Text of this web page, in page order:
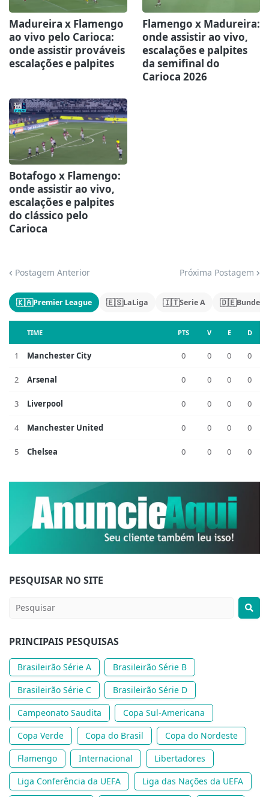
Madureira x Flamengo
ao vivo pelo Carioca:
onde assistir prováveis
escalações e palpites
Flamengo x Madureira:
onde assistir ao vivo,
escalações e palpites
da semifinal do
Carioca 2026
Botafogo x Flamengo:
onde assistir ao vivo,
escalações e palpites
do clássico pelo
Carioca
Postagem Anterior Próxima Postagem
🇰🇦Premier League 🇪🇸LaLiga 🇮🇹Serie A 🇩🇪
TIME PTS V E D
1 Manchester City 0 0 0 0
2 Arsenal 0 0 0 0
3 Liverpool 0 0 0 0
4 Manchester United 0 0 0 0
5 Chelsea 0 0 0 0
PESQUISAR NO SITE
PRINCIPAIS PESQUISAS
Brasileirão Série A
Brasileirão Série B
Brasileirão Série C
Brasileirão Série D
Campeonato Saudita
Copa Sul-Americana
Copa Verde
Copa do Brasil
Copa do Nordeste
Flamengo
Internacional
Libertadores
Liga Conferência da UEFA
Liga das Nações da UEFA